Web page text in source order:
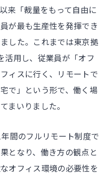
来「裁量をもって自由に
が最も生産性を発揮でき
した。これまでは東京拠
活用し、従業員が「オフ
ィスに行く、リモートで
で」という形で、働く場
まいりました。
間のフルリモート制度で
となり、働き方の観点と
オフィス環境の必要性を